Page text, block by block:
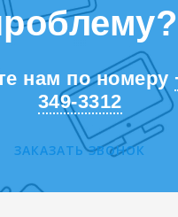
нам по номеру
349-3312
ЗАКАЗАТЬ ЗВОНОК